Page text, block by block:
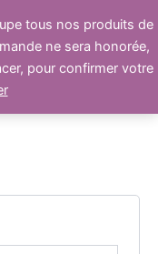
tous nos produits de
ne sera honorée,
pour confirmer votre